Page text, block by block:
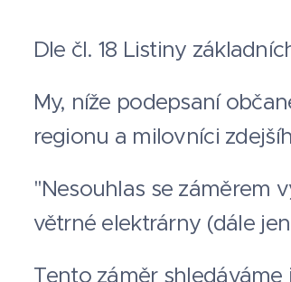
Dle čl. 18 Listiny
My, níže podepsaní
regionu a milovníci
"Nesouhlas se záměrem
větrné elektrárny (dále
Tento záměr